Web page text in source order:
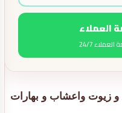
العملاء
24/7
زيوت واعشاب و بهارات